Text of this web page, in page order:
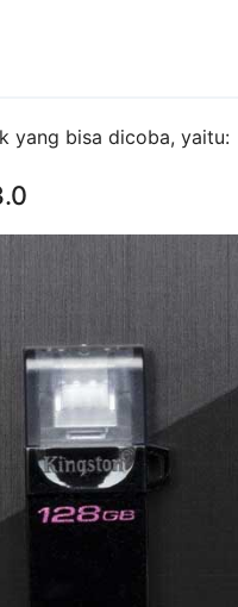
yang bisa dicoba, yaitu: